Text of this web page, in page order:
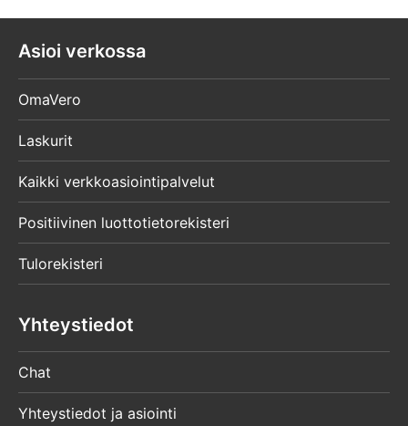
Asioi verkossa
OmaVero
Laskurit
Kaikki verkkoasiointipalvelut
Positiivinen luottotietorekisteri
Tulorekisteri
Yhteystiedot
Chat
Yhteystiedot ja asiointi